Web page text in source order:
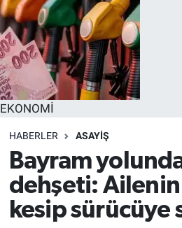
EKONOMİ
HABERLER ASAYİŞ
Bayram
dehşeti:
kesip sürücüye
HALK54 PANORAMA